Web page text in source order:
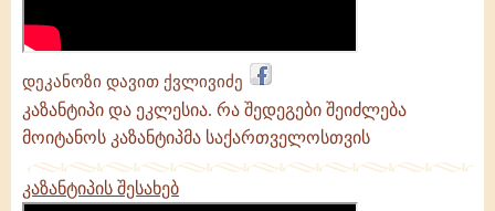
დეკანოზი დავით ქვლივიძე
კაზანტიპი და ეკლესია. რა შედეგები შეიძლება
მოიტანოს კაზანტიპმა საქართველოსთვის
კაზანტიპის შესახებ